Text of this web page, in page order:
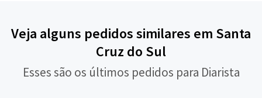
Veja alguns pedidos similares em Santa
Cruz do Sul
Esses são os últimos pedidos para Diarista